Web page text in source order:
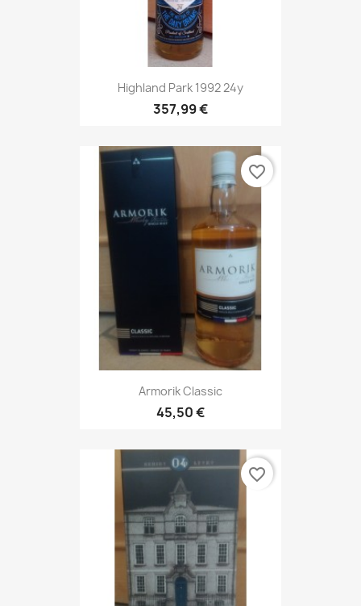
Highland Park 1992 24y
357,99 €
Armorik Classic
45,50 €
favorite_border
favorite_border